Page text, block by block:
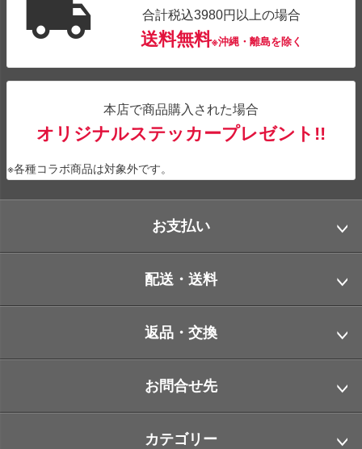
合計税込3980円以上の場合
送料無料※沖縄・離島を除く
本店で商品購入された場合
オリジナルステッカープレゼント!!
※各種コラボ商品は対象外です。
お支払い
配送・送料
返品・交換
お問合せ先
カテゴリー